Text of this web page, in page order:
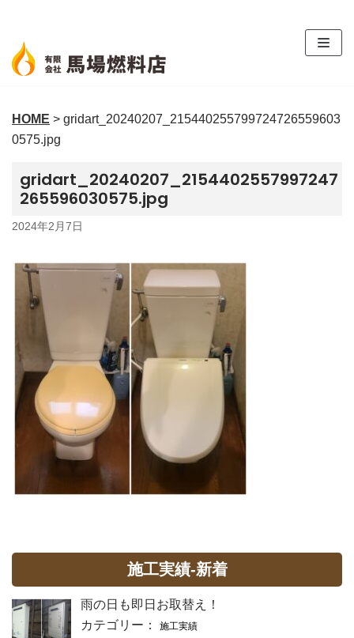
ン
テ
ン
へ
ス
ッ
プ
HOME > gridart_20240207_215440255799724726559603
0575.jpg
gridart_20240207_2154402557997247
265596030575.jpg
2024年2月7日
施工実績-新着
雨の日も即日お取替え！
カテゴリー：
施工実績